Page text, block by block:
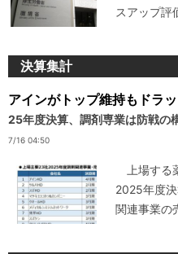
スアップ評
決算集計
アインがトップ維持もドラ
25年度決算、調剤専業は防戦の
7/16 04:50
上場する
2025年度
関連事業の